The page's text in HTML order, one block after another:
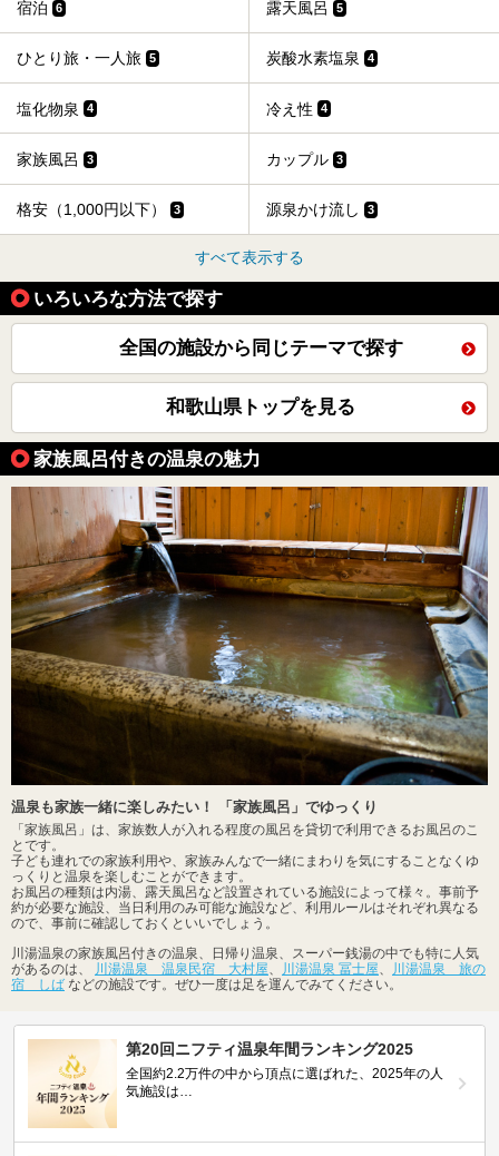
宿泊 6 露天風呂 5
ひとり旅・一人旅 5 炭酸水素塩泉 4
塩化物泉 4 冷え性 4
家族風呂 3 カップル 3
格安（1,000円以下） 3 源泉かけ流し 3
すべて表示する
いろいろな方法で探す
全国の施設から同じテーマで探す
和歌山県トップを見る
家族風呂付きの温泉の魅力
温泉も家族一緒に楽しみたい！ 「家族風呂」でゆっくり
「家族風呂」は、家族数人が入れる程度の風呂を貸切で利用できるお風呂のこ
とです。
子ども連れでの家族利用や、家族みんなで一緒にまわりを気にすることなくゆ
っくりと温泉を楽しむことができます。
お風呂の種類は内湯、露天風呂など設置されている施設によって様々。事前予
約が必要な施設、当日利用のみ可能な施設など、利用ルールはそれぞれ異なる
ので、事前に確認しておくといいでしょう。
川湯温泉の家族風呂付きの温泉、日帰り温泉、スーパー銭湯の中でも特に人気
があるのは、
川湯温泉 温泉民宿 大村屋 川湯温泉 冨士屋
川湯温泉 旅の
宿 しば などの施設です。ぜひ一度は足を運んでみてください。
第20回ニフティ温泉年間ランキング2025
全国約2.2万件の中から頂点に選ばれた、2025年の人
気施設は…